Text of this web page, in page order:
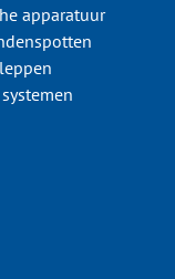
apparatuur